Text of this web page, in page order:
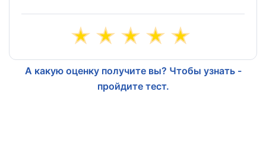
А какую оценку получите вы? Чтобы узнать -
пройдите тест.